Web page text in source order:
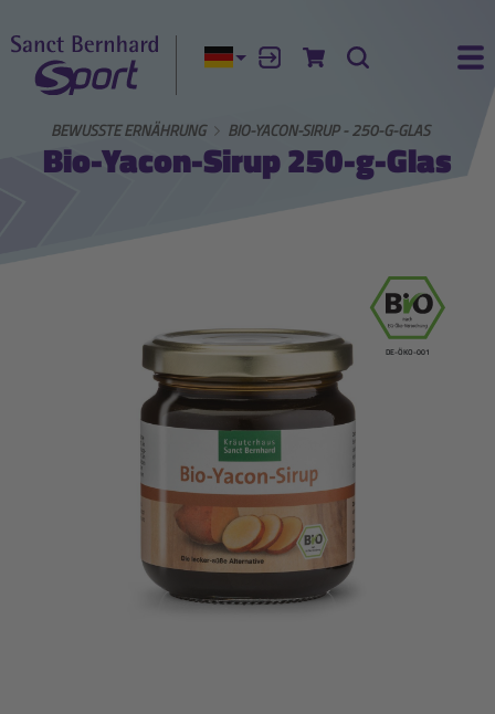
Aktuelle Sprache:
AnmeldenZum Warenkorb
Suche
BEWUSSTE ERNÄHRUNG BIO-YACON-SIRUP - 250-G-GLAS
Bio-Yacon-Sirup 250-g-Glas
DE-ÖKO-001